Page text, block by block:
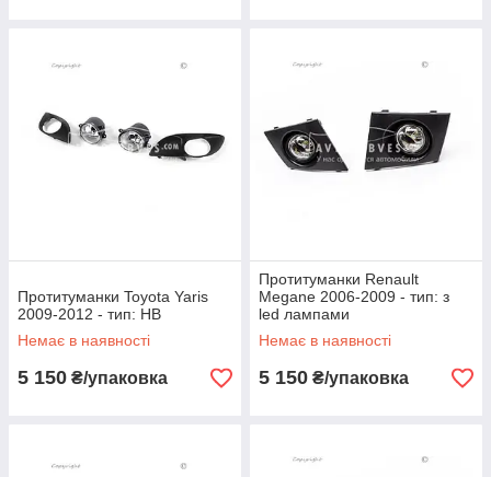
Протитуманки Toyota Yaris
2009-2012 - тип: HB
Немає в наявності
5 150 ₴/упаковка
Протитуманки Renault
Megane 2006-2009 - тип: з
led лампами
Немає в наявності
5 150 ₴/упаковка